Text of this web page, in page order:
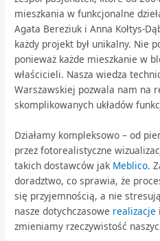
mieszkania w funkcjonalne
Agata Bereziuk i Anna Kołtys-
każdy projekt był unikalny. Nie
ponieważ każde mieszkanie w
właścicieli. Nasza wiedza
Warszawskiej pozwala nam na
skomplikowanych układów
Działamy kompleksowo – od
przez fotorealistyczne
takich dostawców jak Meblico.
doradztwo, co sprawia, że
się przyjemnością, a nie
nasze dotychczasowe realizacje
zmieniamy rzeczywistość